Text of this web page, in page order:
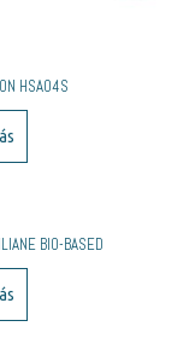
HSA04S
BIO-BASED